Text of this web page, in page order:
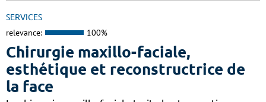
SERVICES
relevance: 100%
Chirurgie maxillo-faciale,
esthétique et reconstructrice de
la face